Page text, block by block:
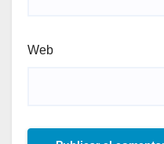
Web